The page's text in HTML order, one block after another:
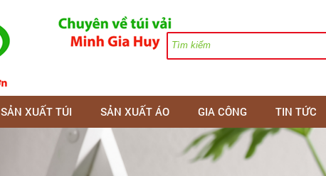
SẢN XUẤT TÚI SẢN XUẤT ÁO GIA CÔNG TIN TỨC